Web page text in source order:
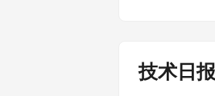
上一位是马云
技术日